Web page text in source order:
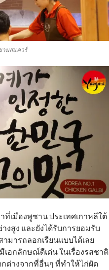
ามสแควร์
เมืองพูซาน ประเทศเกาหลีใต้
งสูง และยังได้รับการยอมรับ
มารถลอกเรียนแบบได้เลย
เอกลักษณ์ดีเด่น ในเรื่องรสชาติ
ต่างจากที่อื่นๆ ที่ทำให้ไก่ผัด